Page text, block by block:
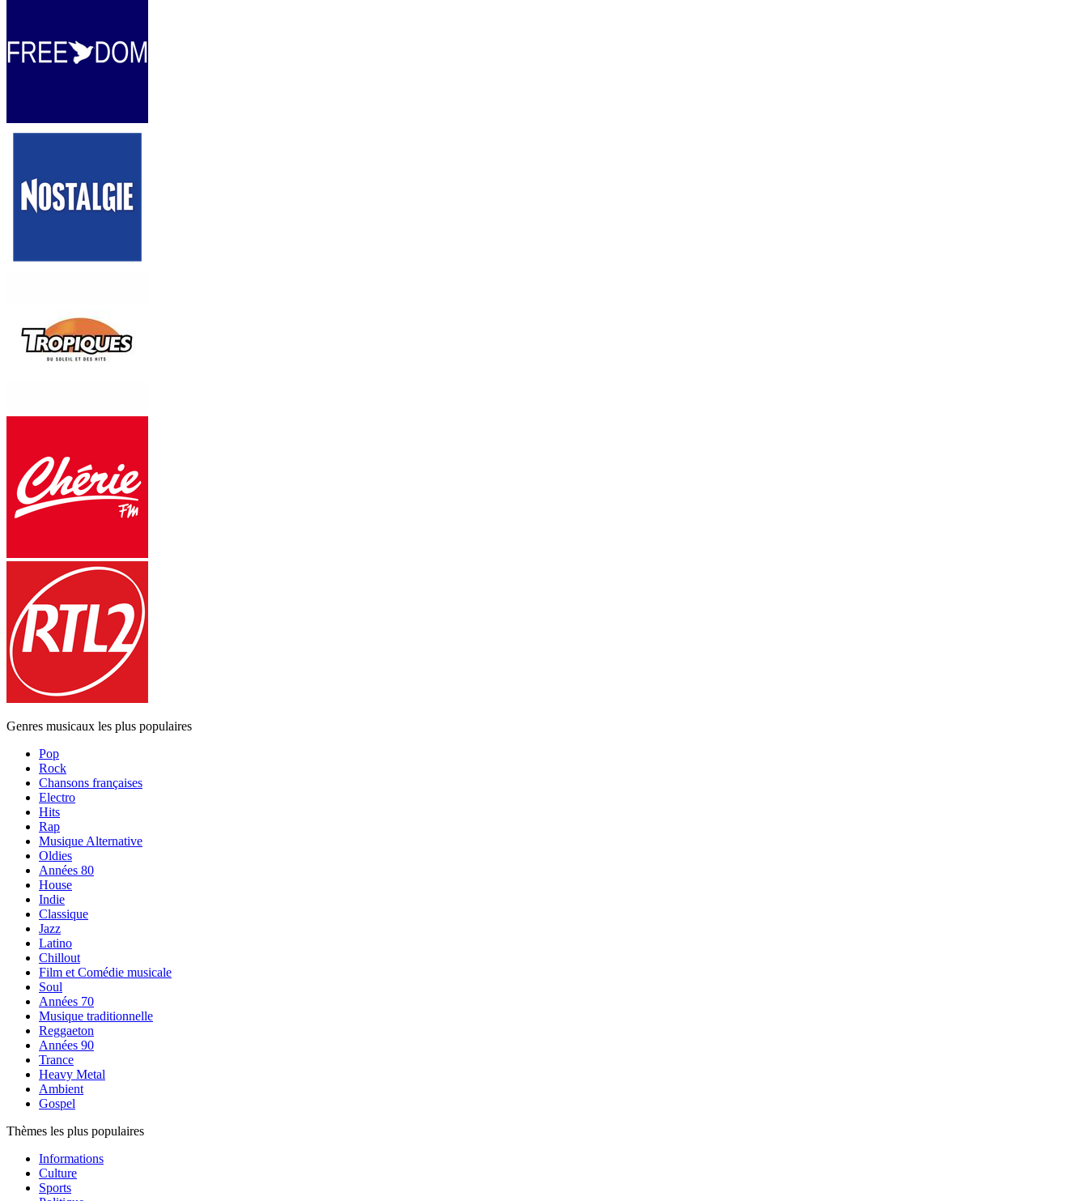
Genres musicaux les plus populaires
Pop
Rock
Chansons françaises
Electro
Hits
Rap
Musique Alternative
Oldies
Années 80
House
Indie
Classique
Jazz
Latino
Chillout
Film et Comédie musicale
Soul
Années 70
Musique traditionnelle
Reggaeton
Années 90
Trance
Heavy Metal
Ambient
Gospel
Thèmes les plus populaires
Informations
Culture
Sports